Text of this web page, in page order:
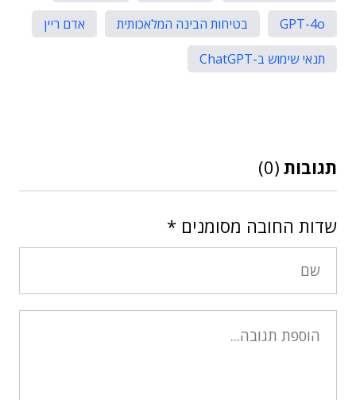
GPT-4o
בטיחות הבינה המלאכותית
אדם ריין
תנאי שימוש ב-ChatGPT
תגובות (0)
שדות החובה מסומנים *